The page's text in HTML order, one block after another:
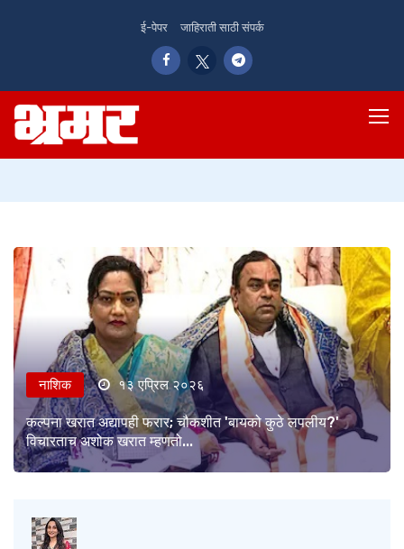
ई-पेपर जाहिराती साठी संपर्क
नाशिक १३ एप्रिल २०२६
कल्पना खरात अद्यापही फरार; चौकशीत 'बायको कुठे लपलीय?'
विचारताच अशोक खरात म्हणतो...